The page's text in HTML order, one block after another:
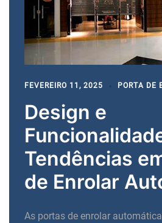
FEVEREIRO 11, 2025 PORTA DE
Design e
Tendências
de Enrolar
As portas de enrolar